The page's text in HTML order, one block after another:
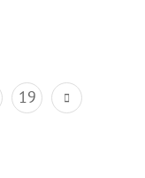
19